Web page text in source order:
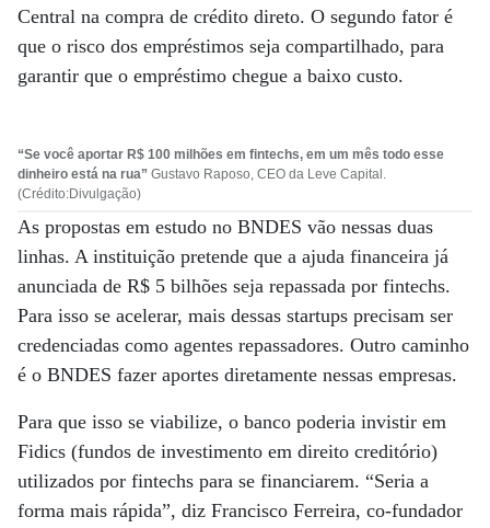
Central na compra de crédito direto. O segundo fator é
que o risco dos empréstimos seja compartilhado, para
garantir que o empréstimo chegue a baixo custo.
“Se você aportar R$ 100 milhões em fintechs, em um mês todo esse
dinheiro está na rua” Gustavo Raposo, CEO da Leve Capital.
(Crédito:Divulgação)
As propostas em estudo no BNDES vão nessas duas
linhas. A instituição pretende que a ajuda financeira já
anunciada de R$ 5 bilhões seja repassada por fintechs.
Para isso se acelerar, mais dessas startups precisam ser
credenciadas como agentes repassadores. Outro caminho
é o BNDES fazer aportes diretamente nessas empresas.
Para que isso se viabilize, o banco poderia invistir em
Fidics (fundos de investimento em direito creditório)
utilizados por fintechs para se financiarem. “Seria a
forma mais rápida”, diz Francisco Ferreira, co-fundador